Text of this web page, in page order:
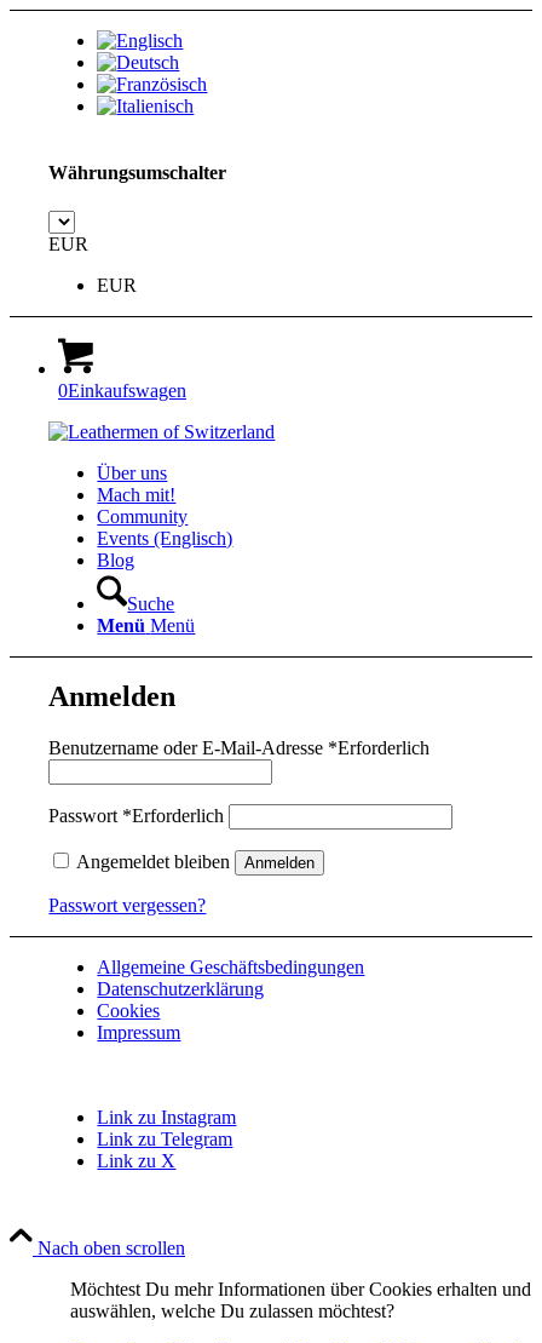
Währungsumschalter
EUR
EUR
0Einkaufswagen
Über uns
Mach mit!
Community
Events (Englisch)
Blog
Suche
Menü Menü
Anmelden
Benutzername oder E-Mail-Adresse *Erforderlich
Passwort *Erforderlich
Angemeldet bleiben Anmelden
Passwort vergessen?
Allgemeine Geschäftsbedingungen
Datenschutzerklärung
Cookies
Impressum
Link zu Instagram
Link zu Telegram
Link zu X
Nach oben scrollen
Möchtest Du mehr Informationen über Cookies erhalten und
auswählen, welche Du zulassen möchtest?